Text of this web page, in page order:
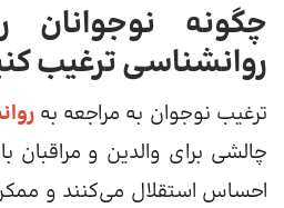
چگونه نوجوانان
روانشناسی ترغیب
ترغیب نوجوان به مراجعه به
چالشی برای والدین و مراقبان
احساس استقلال می‌کنند و